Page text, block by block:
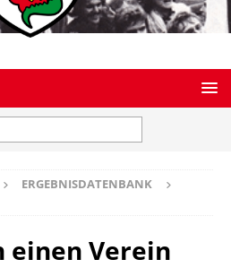
ERGEBNISDATENBANK
einen Verein